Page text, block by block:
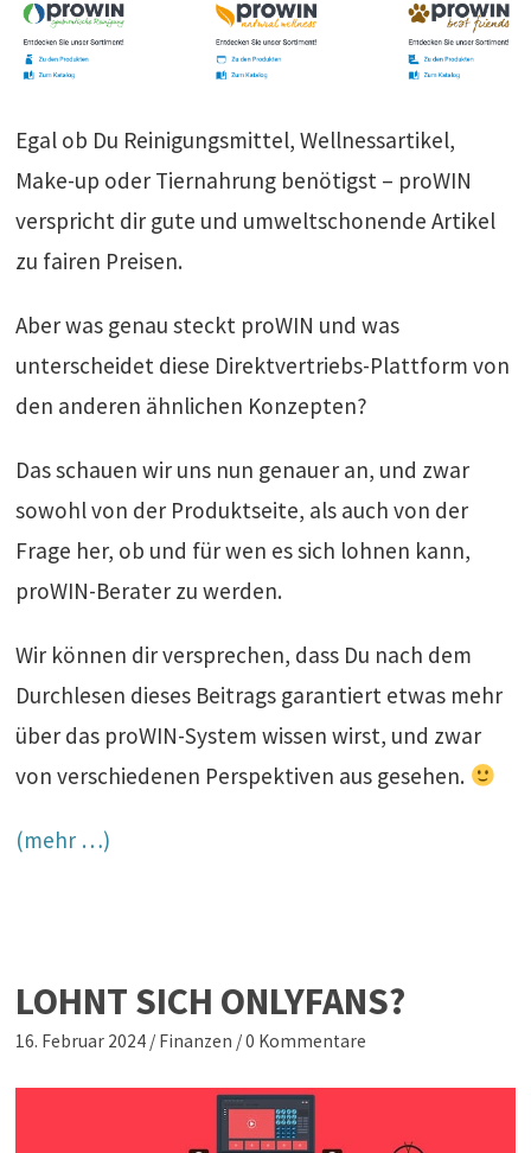
Egal ob Du Reinigungsmittel, Wellnessartikel,
Make-up oder Tiernahrung benötigst – proWIN
verspricht dir gute und umweltschonende Artikel
zu fairen Preisen.
Aber was genau steckt proWIN und was
unterscheidet diese Direktvertriebs-Plattform von
den anderen ähnlichen Konzepten?
Das schauen wir uns nun genauer an, und zwar
sowohl von der Produktseite, als auch von der
Frage her, ob und für wen es sich lohnen kann,
proWIN-Berater zu werden.
Wir können dir versprechen, dass Du nach dem
Durchlesen dieses Beitrags garantiert etwas mehr
über das proWIN-System wissen wirst, und zwar
von verschiedenen Perspektiven aus gesehen.
(mehr …)
LOHNT SICH ONLYFANS?
16. Februar 2024 / Finanzen /0 Kommentare